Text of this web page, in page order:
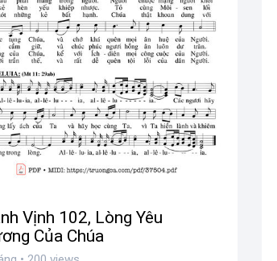
Vịnh 102, Lòng Yêu
Của Chúa